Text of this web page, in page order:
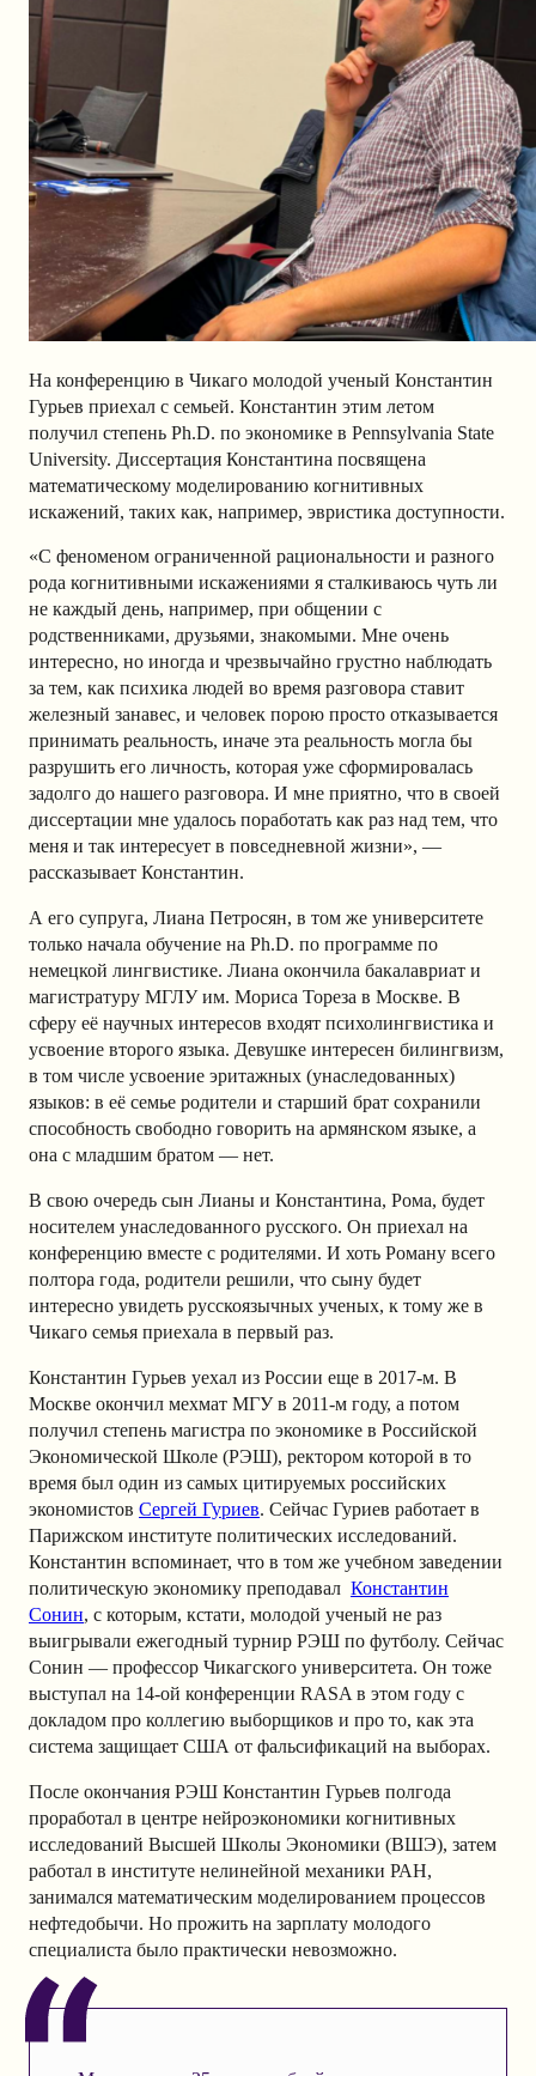
На конференцию в Чикаго молодой ученый Константин
Гурьев приехал с семьей. Константин этим летом
получил степень Ph.D. по экономике в Pennsylvania State
University. Диссертация Константина посвящена
математическому моделированию когнитивных
искажений, таких как, например, эвристика доступности.
«C феноменом ограниченной рациональности и разного
рода когнитивными искажениями я сталкиваюсь чуть ли
не каждый день, например, при общении с
родственниками, друзьями, знакомыми. Мне очень
интересно, но иногда и чрезвычайно грустно наблюдать
за тем, как психика людей во время разговора ставит
железный занавес, и человек порою просто отказывается
принимать реальность, иначе эта реальность могла бы
разрушить его личность, которая уже сформировалась
задолго до нашего разговора. И мне приятно, что в своей
диссертации мне удалось поработать как раз над тем, что
меня и так интересует в повседневной жизни», —
рассказывает Константин.
А его супруга, Лиана Петросян, в том же университете
только начала обучение на Ph.D. по программе по
немецкой лингвистике. Лиана окончила бакалавриат и
магистратуру МГЛУ им. Мориса Тореза в Москве. В
сферу её научных интересов входят психолингвистика и
усвоение второго языка. Девушке интересен билингвизм,
в том числе усвоение эритажных (унаследованных)
языков: в её семье родители и старший брат сохранили
способность свободно говорить на армянском языке, а
она с младшим братом — нет.
В свою очередь сын Лианы и Константина, Рома, будет
носителем унаследованного русского. Он приехал на
конференцию вместе с родителями. И хоть Роману всего
полтора года, родители решили, что сыну будет
интересно увидеть русскоязычных ученых, к тому же в
Чикаго семья приехала в первый раз.
Константин Гурьев уехал из России еще в 2017-м. В
Москве окончил мехмат МГУ в 2011-м году, а потом
получил степень магистра по экономике в Российской
Экономической Школе (РЭШ), ректором которой в то
время был один из самых цитируемых российских
экономистов Сергей Гуриев. Сейчас Гуриев работает в
Парижском институте политических исследований.
Константин вспоминает, что в том же учебном заведении
политическую экономику преподавал Константин
Сонин, с которым, кстати, молодой ученый не раз
выигрывали ежегодный турнир РЭШ по футболу. Сейчас
Сонин — профессор Чикагского университета. Он тоже
выступал на 14-ой конференции RASA в этом году с
докладом про коллегию выборщиков и про то, как эта
система защищает США от фальсификаций на выборах.
После окончания РЭШ Константин Гурьев полгода
проработал в центре нейроэкономики когнитивных
исследований Высшей Школы Экономики (ВШЭ), затем
работал в институте нелинейной механики РАН,
занимался математическим моделированием процессов
нефтедобычи. Но прожить на зарплату молодого
специалиста было практически невозможно.